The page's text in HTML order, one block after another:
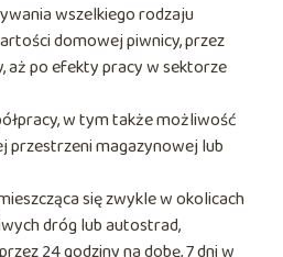
wszelkiego rodzaju
domowej piwnicy, przez
aż po efekty pracy w sektorze
w tym także możliwość
przestrzeni magazynowej lub
się zwykle w okolicach
dróg lub autostrad,